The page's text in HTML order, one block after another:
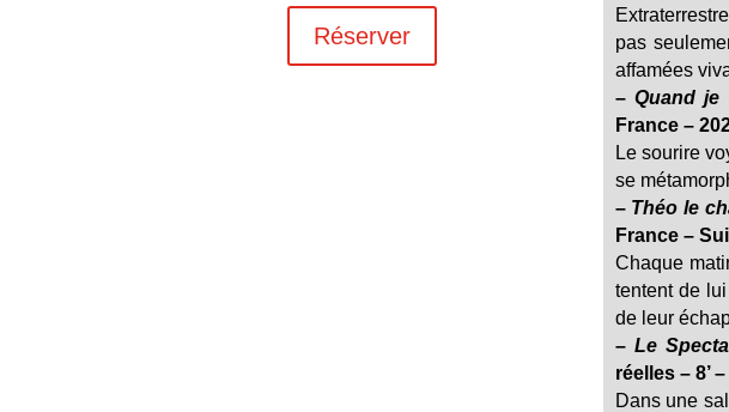
Réserver
pas
affamées
– Quand je
France –
Le sourire
se
– Théo le
France –
Chaque
tentent de
de leur
– Le
réelles – 8’
Dans une